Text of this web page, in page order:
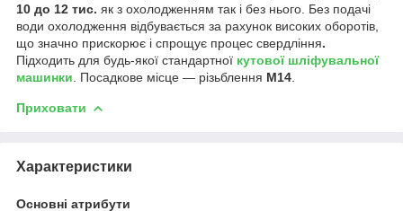
10 до 12 тис. як з охолодженням так і без нього. Без подачі
води охолодження відбувається за рахунок високих оборотів,
що значно прискорює і спрощує процес свердління.
Підходить для будь-якої стандартної кутової шліфувальної
машинки . Посадкове місце — різьблення М14
Приховати
Характеристики
Основні атрибути